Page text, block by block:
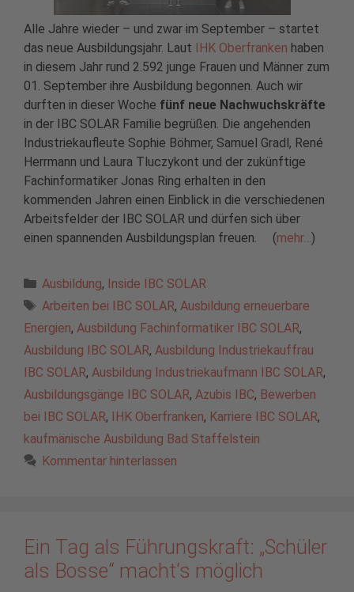
Alle Jahre wieder – und zwar im September – startet
das neue Ausbildungsjahr. Laut
IHK Oberfranken haben
in diesem Jahr rund 2.592 junge Frauen und Männer zum
01. September ihre Ausbildung begonnen. Auch wir
durften in dieser Woche fünf neue Nachwuchskräfte
in der IBC SOLAR Familie begrüßen. Die angehenden
Industriekaufleute Sophie Böhmer, Samuel Gradl, René
Herrmann und Laura Tluczykont und der zukünftige
Fachinformatiker Jonas Ring erhalten in den
kommenden Jahren einen Einblick in die verschiedenen
Arbeitsfelder der IBC SOLAR und dürfen sich über
einen spannenden Ausbildungsplan freuen. (mehr…)
Kategorien
Ausbildung, Inside IBC SOLAR
Schlagwörter
Arbeiten bei IBC SOLAR, Ausbildung erneuerbare
Energien, Ausbildung Fachinformatiker IBC SOLAR,
Ausbildung IBC SOLAR, Ausbildung Industriekauffrau
IBC SOLAR, Ausbildung Industriekaufmann IBC SOLAR,
Ausbildungsgänge IBC SOLAR, Azubis IBC, Bewerben
bei IBC SOLAR, IHK Oberfranken, Karriere IBC SOLAR,
kaufmänische Ausbildung Bad Staffelstein
Kommentar hinterlassen
Ein Tag als Führungskraft: „Schüler
als Bosse“ macht‘s möglich